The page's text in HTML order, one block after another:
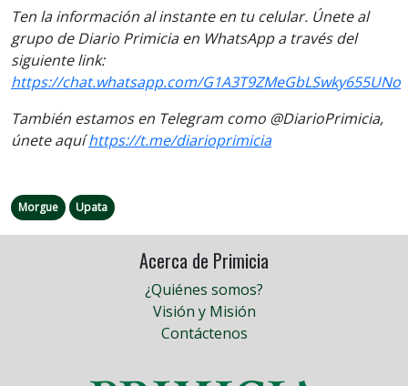
Ten la información al instante en tu celular. Únete al
grupo de Diario Primicia en WhatsApp a través del
siguiente link:
https://chat.whatsapp.com/G1A3T9ZMeGbLSwky655UNo
También estamos en Telegram como @DiarioPrimicia,
únete aquíhttps://t.me/diarioprimicia
Morgue Upata
Acerca de Primicia
¿Quiénes somos?
Visión y Misión
Contáctenos